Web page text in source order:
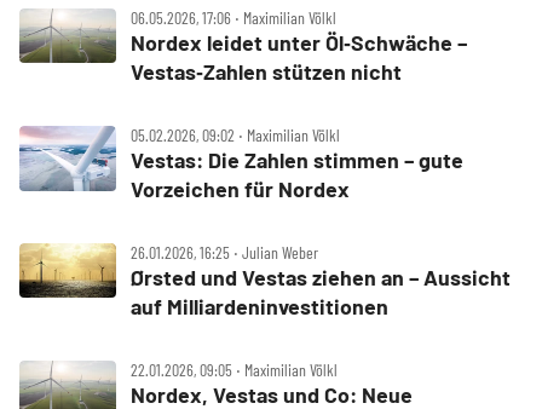
06.05.2026, 17:06 ‧ Maximilian Völkl
Nordex leidet unter Öl‑Schwäche –
Vestas‑Zahlen stützen nicht
05.02.2026, 09:02 ‧ Maximilian Völkl
Vestas: Die Zahlen stimmen – gute
Vorzeichen für Nordex
26.01.2026, 16:25 ‧ Julian Weber
Ørsted und Vestas ziehen an – Aussicht
auf Milliardeninvestitionen
22.01.2026, 09:05 ‧ Maximilian Völkl
Nordex, Vestas und Co: Neue